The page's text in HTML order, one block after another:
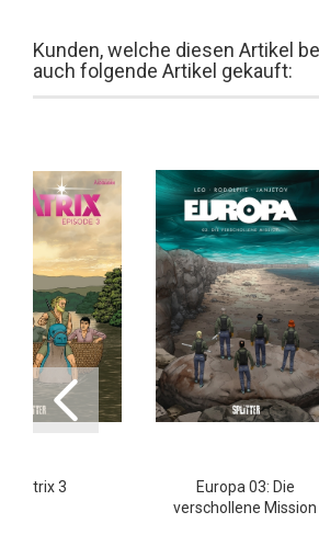
Kunden, welche diesen Artikel
auch folgende Artikel gekauft:
3
Europa 03: Die
verschollene Mission